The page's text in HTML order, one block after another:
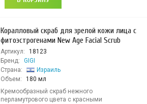
Коралловый скраб для зрелой кожи лица с
фитоэстрогенами New Age Facial Scrub
Артикул:
18123
Бренд:
GIGI
Страна:
Израиль
Объем:
180 мл
Кремообразный скраб нежного
перламутрового цвета с красными